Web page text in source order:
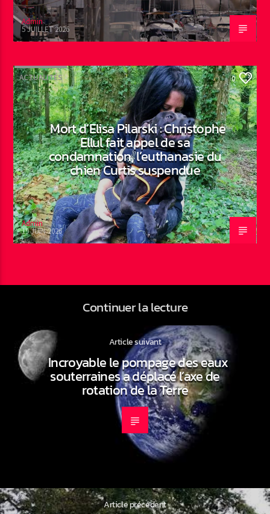
Admin
5 JUILLET 2026
ACTUALITÉS 0
Mort d’Elisa Pilarski : Christophe
Ellul fait appel de sa
condamnation, l’euthanasie du
chien Curtis suspendue
Admin
19 JUIN 2026
Continuer la lecture
Article suivant
Incroyable le pompage des eaux
souterraines a déplacé l’axe de
rotation de la Terre
Article précédent